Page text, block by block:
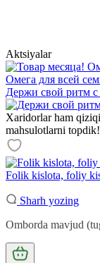
Aktsiyalar
Омега для всей
Держи свой ритм
Xaridorlar ham
mahsulotlarni topdik!
Folik kislota, foliy
Sharh yozing
Omborda mavjud